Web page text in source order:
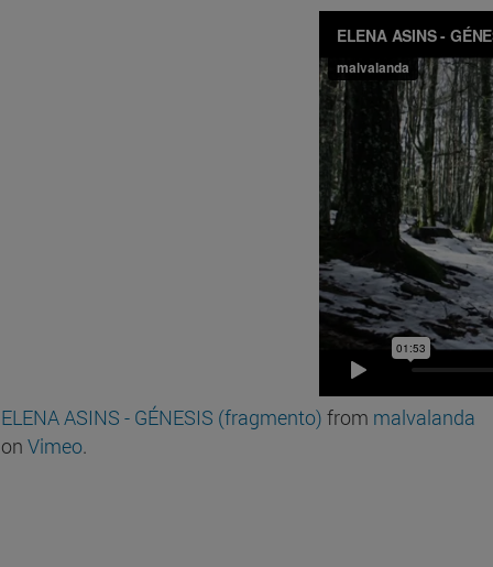
ELENA ASINS - GÉNESIS (fragmento) from malvalanda
on Vimeo.